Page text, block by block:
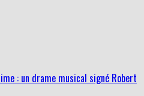
: un drame musical signé Robert